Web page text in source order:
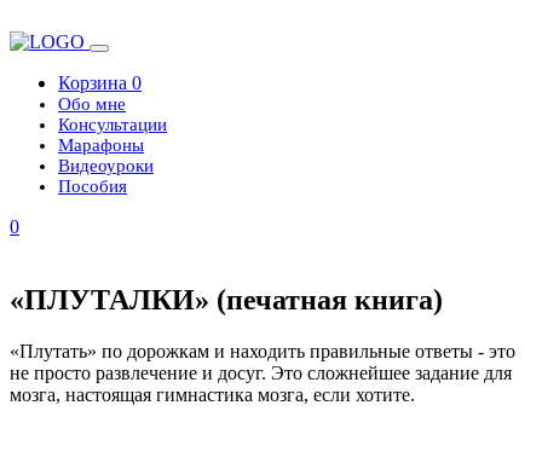
Корзина 0
Обо мне
Консультации
Марафоны
Видеоуроки
Пособия
0
«ПЛУТАЛКИ» (печатная книга)
«Плутать» по дорожкам и находить правильные ответы - это
не просто развлечение и досуг. Это сложнейшее задание для
мозга, настоящая гимнастика мозга, если хотите.